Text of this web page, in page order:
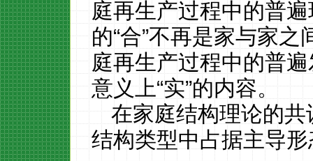
庭再生产过程中的普
的“合”不再是家与家
庭再生产过程中的普
意义上“实”的内容。
在家庭结构理论的
结构类型中占据主导